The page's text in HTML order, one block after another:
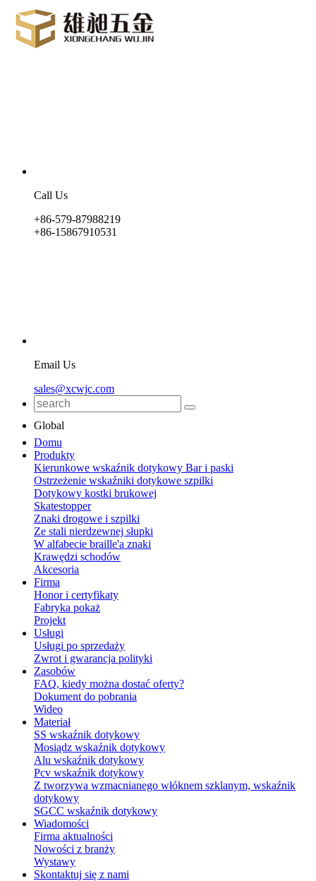
Call Us
+86-579-87988219
+86-15867910531
Email Us
sales@xcwjc.com
Global
Domu
Produkty
Kierunkowe wskaźnik dotykowy Bar i paski
Ostrzeżenie wskaźniki dotykowe szpilki
Dotykowy kostki brukowej
Skatestopper
Znaki drogowe i szpilki
Ze stali nierdzewnej słupki
W alfabecie braille'a znaki
Krawędzi schodów
Akcesoria
Firma
Honor i certyfikaty
Fabryka pokaż
Projekt
Usługi
Usługi po sprzedaży
Zwrot i gwarancja polityki
Zasobów
FAQ, kiedy można dostać oferty?
Dokument do pobrania
Wideo
Materiał
SS wskaźnik dotykowy
Mosiądz wskaźnik dotykowy
Alu wskaźnik dotykowy
Pcv wskaźnik dotykowy
Z tworzywa wzmacnianego włóknem szklanym, wskaźnik
dotykowy
SGCC wskaźnik dotykowy
Wiadomości
Firma aktualności
Nowości z branży
Wystawy
Skontaktuj się z nami